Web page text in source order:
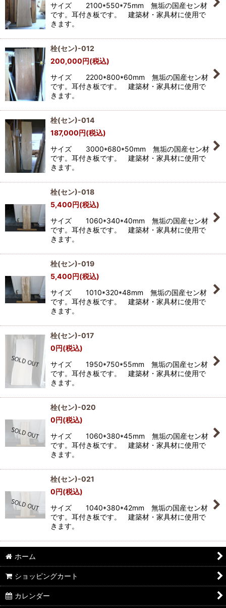
サイズ 2100*550*75mm 無垢の国産セン材
です。耳付き板です。 建築材・家具材に使用で
きます。
栓(セン)-012
200,000円(税込)
サイズ 2200*800*60mm 無垢の国産セン材
です。耳付き板です。 建築材・家具材に使用で
きます。
栓(セン)-014
187,000円(税込)
サイズ 3000*680*50mm 無垢の国産セン材
です。耳付き板です。 建築材・家具材に使用で
きます。
栓(セン)-018
5,400円(税込)
サイズ 1060*340*40mm 無垢の国産セン材
です。耳付き板です。 建築材・家具材に使用で
きます。
栓(セン)-019
5,400円(税込)
サイズ 1010*320*48mm 無垢の国産セン材
です。耳付き板です。 建築材・家具材に使用で
きます。
栓(セン)-017
0円(税込)
サイズ 1950*750*55mm 無垢の国産セン材
です。耳付き板です。 建築材・家具材に使用で
きます。
栓(セン)-020
0円(税込)
サイズ 1060*380*45mm 無垢の国産セン材
です。耳付き板です。 建築材・家具材に使用で
きます。
栓(セン)-021
0円(税込)
サイズ 1040*380*42mm 無垢の国産セン材
です。耳付き板です。 建築材・家具材に使用で
きます。
ホーム
ショッピングカート
カレンダー